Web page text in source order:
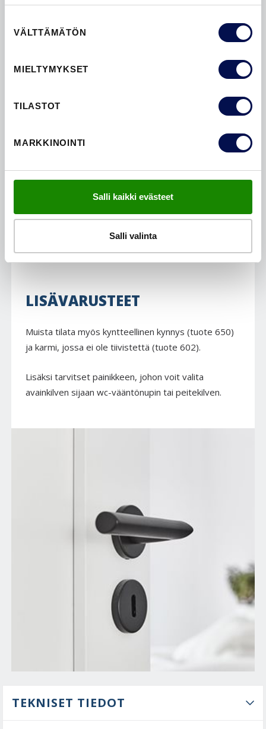
valinta
VÄLTTÄMÄTÖN
MIELTYMYKSET
TILASTOT
MARKKINOINTI
Salli kaikki evästeet
Salli valinta
valikoimaamme ja löydä kotiisi täydellinen ovi. Lisää
uusia ideoitablogeissammejagalleriassamme.
LISÄVARUSTEET
Muista tilata myös kyntteellinen kynnys (tuote 650)
ja karmi, jossa ei ole tiivistettä (tuote 602).
Lisäksi tarvitset painikkeen, johon voit valita
avainkilven sijaan wc-vääntönupin tai peitekilven.
TEKNISET TIEDOT